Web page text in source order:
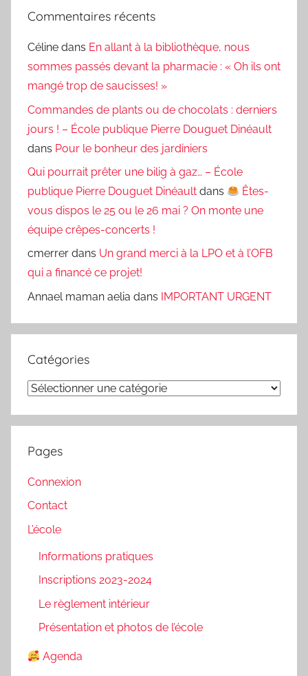
Commentaires récents
Céline dans En allant à la bibliothèque, nous
sommes passés devant la pharmacie : « Oh ils ont
mangé trop de saucisses! »
Commandes de plants ou de chocolats : derniers
jours ! – École publique Pierre Douguet Dinéault
dans Pour le bonheur des jardiniers
Qui pourrait prêter une bilig à gaz… – École
publique Pierre Douguet Dinéault dans
Êtes-
vous dispos le 25 ou le 26 mai ? On monte une
équipe crêpes-concerts !
cmerrer dans Un grand merci à la LPO et à l’OFB
qui a financé ce projet!
Annael maman aelia dans IMPORTANT URGENT
Catégories
Catégories
Pages
Connexion
Contact
L’école
Informations pratiques
Inscriptions 2023-2024
Le règlement intérieur
Présentation et photos de l’école
Agenda